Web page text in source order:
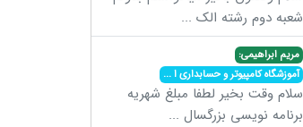
شعبه دوم رشته الک ...
مریم ابراهیمی:
آموزشگاه کامپیوتر و حسابداری ا...
سلام وقت بخیر لطفا مبلغ شهریه
برنامه نویسی بزرگسال ...